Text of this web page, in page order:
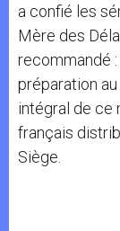
a confié les
Mère des
recommandé
préparation
intégral de ce
français
Siège.